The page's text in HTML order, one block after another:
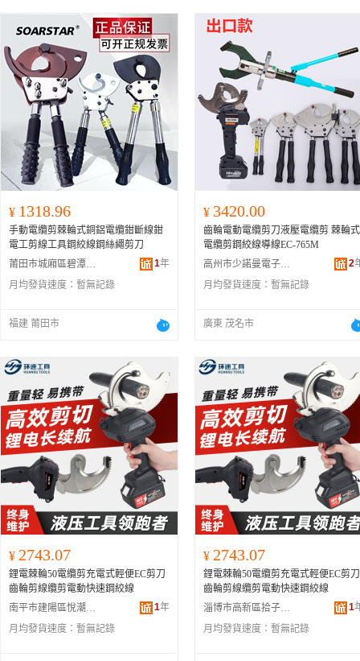
¥ 1318.96
手動電纜剪棘輪式銅鋁電纜鉗斷線鉗
電工剪線工具鋼絞線鋼絲繩剪刀
莆田市城廂區碧潭商貿有限公司
1年
月均發貨速度： 暫無記錄
福建 莆田市
¥ 3420.00
齒輪電動電纜剪刀液壓電纜剪 棘輪式
電纜剪鋼絞線導線EC-765M
高州市少諾曼電子商務商行
2
月均發貨速度： 暫無記錄
廣東 茂名市
¥ 2743.07
鋰電棘輪50電纜剪充電式輕便EC剪刀
齒輪剪線纜剪電動快速鋼絞線
南平市建陽區悅潮選百貨商行
1年
月均發貨速度： 暫無記錄
¥ 2743.07
鋰電棘輪50電纜剪充電式輕便EC剪刀
齒輪剪線纜剪電動快速鋼絞線
淄博市高新區拾子軒百貨商行
1
月均發貨速度： 暫無記錄